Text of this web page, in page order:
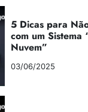
5 Dicas para
com um Sistema
Nuvem”
03/06/2025